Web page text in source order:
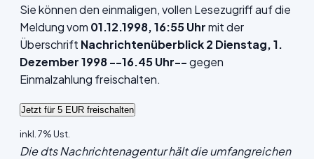
Sie können den einmaligen, vollen Lesezugriff auf die
Meldung vom 01.12.1998, 16:55 Uhrmit der
Überschrift Nachrichtenüberblick 2 Dienstag, 1.
Dezember 1998 --16.45 Uhr--gegen
Einmalzahlung freischalten.
inkl. 7% Ust.
Die dts Nachrichtenagentur hält die umfangreichen